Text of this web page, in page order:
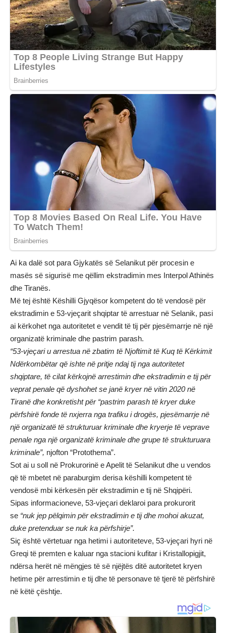
Ai ka dalë sot para Gjykatës së Selanikut për procesin e
masës së sigurisë me qëllim ekstradimin mes Interpol Athinës
dhe Tiranës.
Më tej është Këshilli Gjyqësor kompetent do të vendosë për
ekstradimin e 53-vjeçarit shqiptar të arrestuar në Selanik, pasi
ai kërkohet nga autoritetet e vendit të tij për pjesëmarrje në një
organizatë kriminale dhe pastrim parash.
“53-vjeçari u arrestua në zbatim të Njoftimit të Kuq të Kërkimit
Ndërkombëtar që ishte në pritje ndaj tij nga autoritetet
shqiptare, të cilat kërkojnë arrestimin dhe ekstradimin e tij për
veprat penale që dyshohet se janë kryer në vitin 2020 në
Tiranë dhe konkretisht për “pastrim parash të kryer duke
përfshirë fonde të nxjerra nga trafiku i drogës, pjesëmarrje në
një organizatë të strukturuar kriminale dhe kryerje të veprave
penale nga një organizatë kriminale dhe grupe të strukturuara
kriminale”, njofton “Protothema”.
Sot ai u soll në Prokurorinë e Apelit të Selanikut dhe u vendos
që të mbetet në paraburgim derisa këshilli kompetent të
vendosë mbi kërkesën për ekstradimin e tij në Shqipëri.
Sipas informacioneve, 53-vjeçari deklaroi para prokurorit
se “nuk jep pëlqimin për ekstradimin e tij dhe mohoi akuzat,
duke pretenduar se nuk ka përfshirje”.
Siç është vërtetuar nga hetimi i autoriteteve, 53-vjeçari hyri në
Greqi të premten e kaluar nga stacioni kufitar i Kristallopigjit,
ndërsa herët në mëngjes të së njëjtës ditë autoritetet kryen
hetime për arrestimin e tij dhe të personave të tjerë të përfshirë
në këtë çështje.